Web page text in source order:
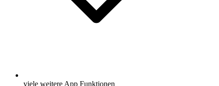
viele weitere App Funktionen